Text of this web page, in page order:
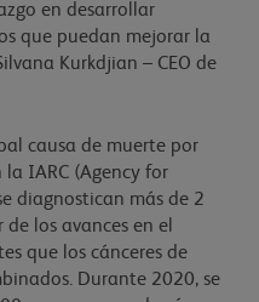
en desarrollar
que puedan mejorar la
Kurkdjian – CEO de
causa de muerte por
IARC (Agency for
diagnostican más de 2
de los avances en el
que los cánceres de
Durante 2020, se